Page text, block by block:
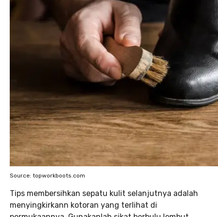
Source: topworkboots.com
Tips membersihkan sepatu kulit selanjutnya adalah
menyingkirkann kotoran yang terlihat di